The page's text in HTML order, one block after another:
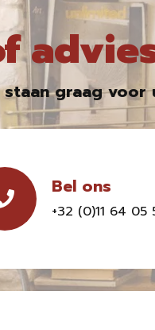
staan graag voor
Bel ons
+32 (0)11 64 05